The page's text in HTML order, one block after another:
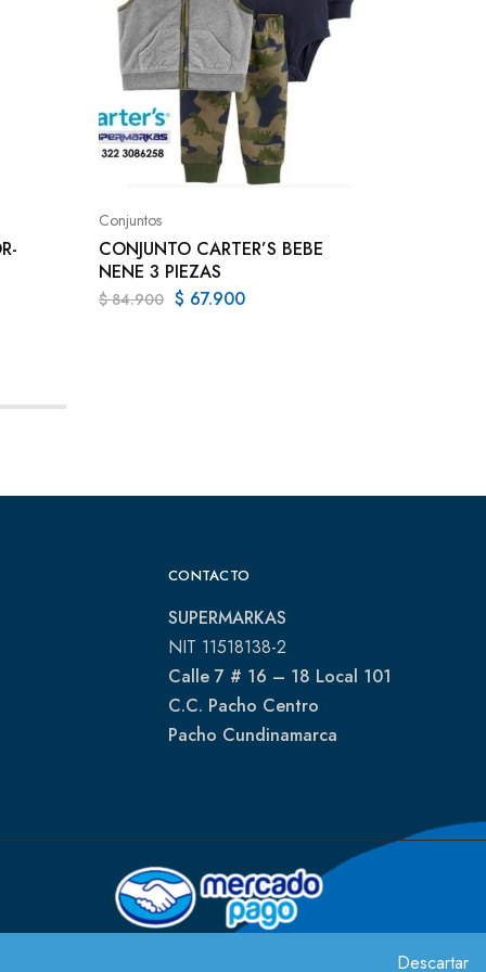
Descartar
Conjuntos
CONJUNTO CARTER’S BEBE
NENE 3 PIEZAS
$84.900 $ 67.900
CONTACTO
SUPERMARKAS
NIT 11518138-2
Calle 7 # 16 – 18 Local 101
C.C. Pacho Centro
Pacho Cundinamarca